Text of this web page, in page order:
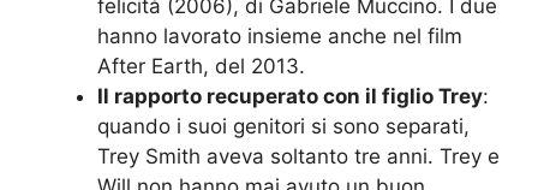
felicità (2006), di Gabriele Muccino. I due
hanno lavorato insieme anche nel film
After Earth, del 2013.
Il rapporto recuperato con il figlio Trey:
quando i suoi genitori si sono separati,
Trey Smith aveva soltanto tre anni. Trey e